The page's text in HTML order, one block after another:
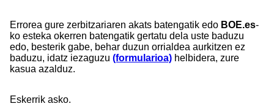
Errorea gure zerbitzariaren akats batengatik edo BOE.es-
ko esteka okerren batengatik gertatu dela uste baduzu
edo, besterik gabe, behar duzun orrialdea aurkitzen ez
baduzu, idatz iezaguzu (formularioa) helbidera, zure
kasua azalduz.
Eskerrik asko.